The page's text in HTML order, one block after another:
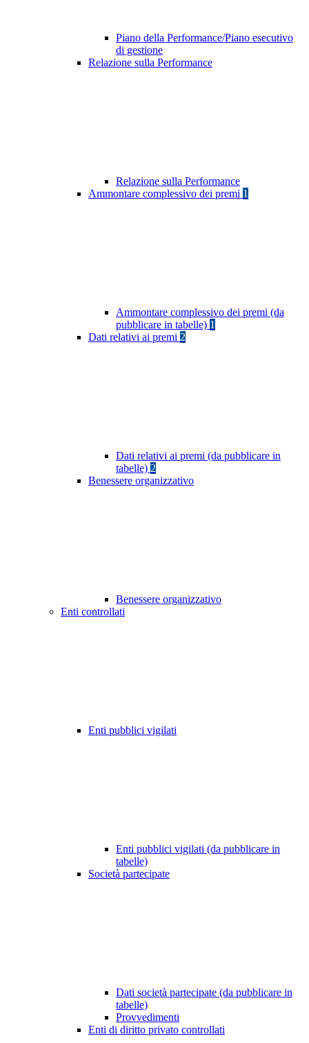
Piano della Performance/Piano esecutivo
di gestione
Relazione sulla Performance
Relazione sulla Performance
Ammontare complessivo dei premi 1
Ammontare complessivo dei premi (da
pubblicare in tabelle) 1
Dati relativi ai premi 2
Dati relativi ai premi (da pubblicare in
tabelle) 2
Benessere organizzativo
Benessere organizzativo
Enti controllati
Enti pubblici vigilati
Enti pubblici vigilati (da pubblicare in
tabelle)
Società partecipate
Dati società partecipate (da pubblicare in
tabelle)
Provvedimenti
Enti di diritto privato controllati